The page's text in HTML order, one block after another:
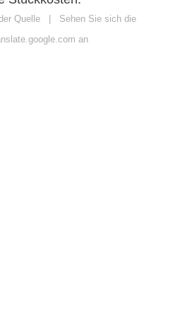
Quelle | Sehen Sie sich die
an